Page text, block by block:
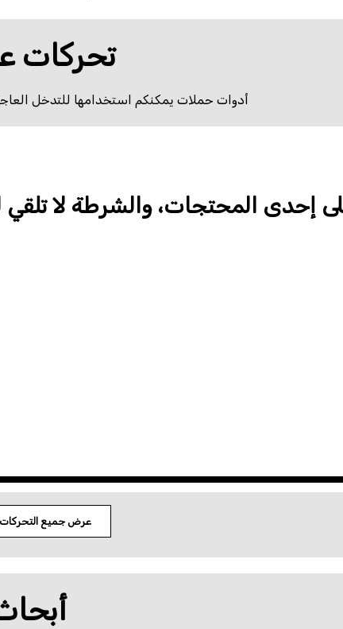
تحركات
أدوات حملات يمكنكم استخدامها للتدخل
إحدى المحتجات، والشرطة لا تلقي
عرض جميع التحركات